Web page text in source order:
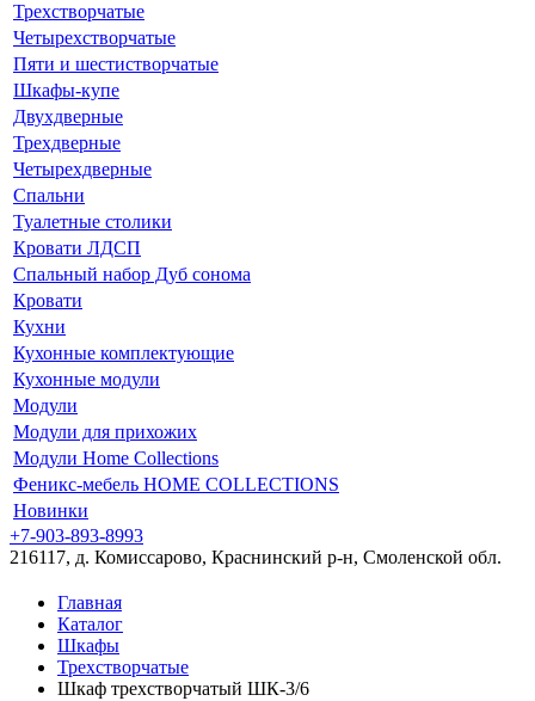
Трехстворчатые
Четырехстворчатые
Пяти и шестистворчатые
Шкафы-купе
Двухдверные
Трехдверные
Четырехдверные
Спальни
Туалетные столики
Кровати ЛДСП
Спальный набор Дуб сонома
Кровати
Кухни
Кухонные комплектующие
Кухонные модули
Модули
Модули для прихожих
Модули Home Collections
Феникс-мебель HOME COLLECTIONS
Новинки
+7-903-893-8993
216117, д. Комиссарово, Краснинский р-н, Смоленской обл.
Главная
Каталог
Шкафы
Трехстворчатые
Шкаф трехстворчатый ШК-3/6